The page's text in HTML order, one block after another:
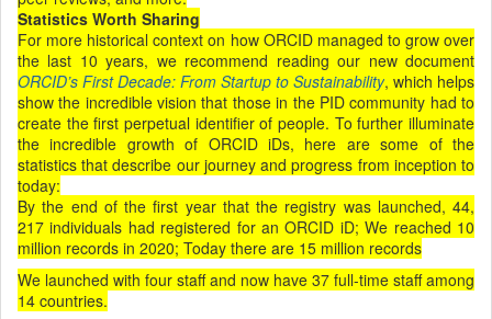
Statistics Worth Sharing
For more historical context on how ORCID managed to grow over
the last 10 years, we recommend reading our new document
ORCID’s First Decade: From Startup to Sustainability, which helps
show the incredible vision that those in the PID community had to
create the first perpetual identifier of people. To further illuminate
the incredible growth of ORCID iDs, here are some of the
statistics that describe our journey and progress from inception to
today:
By the end of the first year that the registry was launched, 44,
217 individuals had registered for an ORCID iD; We reached 10
million records in 2020; Today there are 15 million records
We launched with four staff and now have 37 full-time staff among
14 countries.